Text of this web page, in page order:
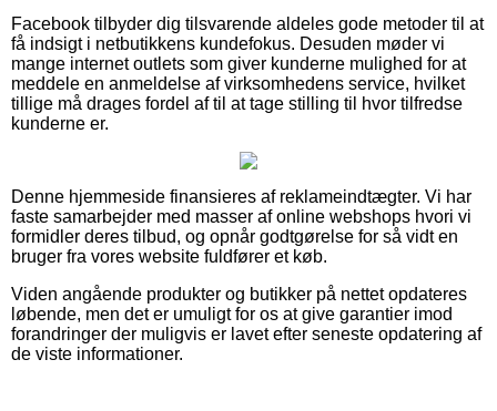
Facebook tilbyder dig tilsvarende aldeles gode metoder til at
få indsigt i netbutikkens kundefokus. Desuden møder vi
mange internet outlets som giver kunderne mulighed for at
meddele en anmeldelse af virksomhedens service, hvilket
tillige må drages fordel af til at tage stilling til hvor tilfredse
kunderne er.
Denne hjemmeside finansieres af reklameindtægter. Vi har
faste samarbejder med masser af online webshops hvori vi
formidler deres tilbud, og opnår godtgørelse for så vidt en
bruger fra vores website fuldfører et køb.
Viden angående produkter og butikker på nettet opdateres
løbende, men det er umuligt for os at give garantier imod
forandringer der muligvis er lavet efter seneste opdatering af
de viste informationer.